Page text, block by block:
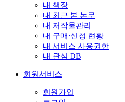
내 책장
내 최근 본 논문
내 저작물관리
내 구매·신청 현황
내 서비스 사용권한
내 관심 DB
회원서비스
회원가입